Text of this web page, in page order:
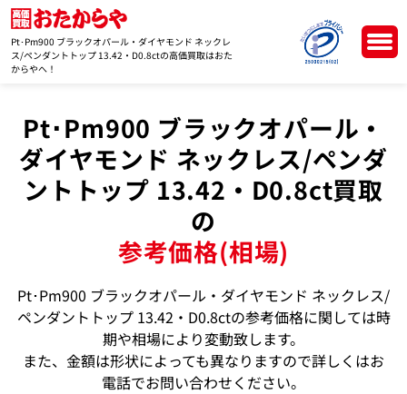
Pt･Pm900 ブラックオパール・ダイヤモンド ネックレ
ス/ペンダントトップ 13.42・D0.8ctの高価買取はおた
からやへ！
Pt･Pm900 ブラックオパール・
ダイヤモンド ネックレス/ペンダ
ントトップ 13.42・D0.8ct買取
の
参考価格(相場)
Pt･Pm900 ブラックオパール・ダイヤモンド ネックレス/
ペンダントトップ 13.42・D0.8ctの参考価格に関しては時
期や相場により変動致します。
また、金額は形状によっても異なりますので詳しくはお
電話でお問い合わせください。